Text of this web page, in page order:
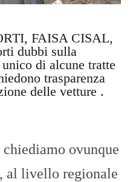
FAISA CISAL,
dubbi sulla
di alcune tratte
trasparenza
delle vetture .
ovunque
al livello regionale